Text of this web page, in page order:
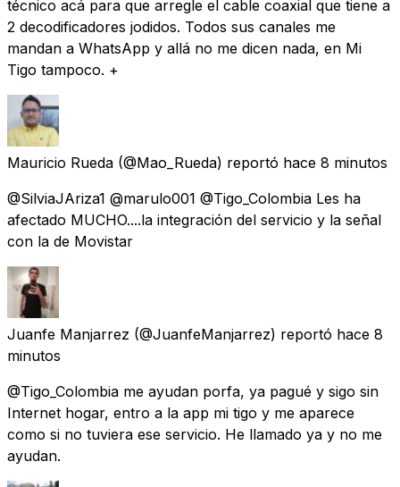
técnico acá para que arregle el cable coaxial que tiene a
2 decodificadores jodidos. Todos sus canales me
mandan a WhatsApp y allá no me dicen nada, en Mi
Tigo tampoco. +
Mauricio Rueda (@Mao_Rueda) reportó hace 8 minutos
@SilviaJAriza1 @marulo001 @Tigo_Colombia Les ha
afectado MUCHO....la integración del servicio y la señal
con la de Movistar
Juanfe Manjarrez (@JuanfeManjarrez) reportó hace 8
minutos
@Tigo_Colombia me ayudan porfa, ya pagué y sigo sin
Internet hogar, entro a la app mi tigo y me aparece
como si no tuviera ese servicio. He llamado ya y no me
ayudan.